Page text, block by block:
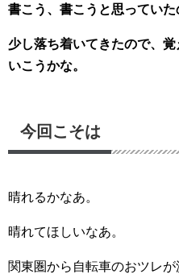
書こう、書こうと思っていた
少し落ち着いてきたので、
いこうかな。
今回こそは
晴れるかなあ。
晴れてほしいなあ。
関東圏から自転車のおツレ